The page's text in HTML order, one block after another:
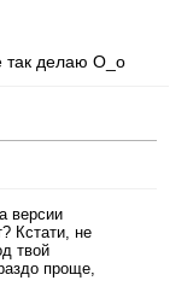
так делаю О_о
версии
Кстати, не
твой
проще,